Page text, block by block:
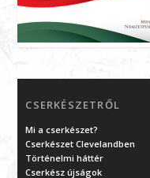
CSERKÉSZETRŐL
Mi a cserkészet?
Cserkészet Clevelandben
Történelmi háttér
Cserkész újságok